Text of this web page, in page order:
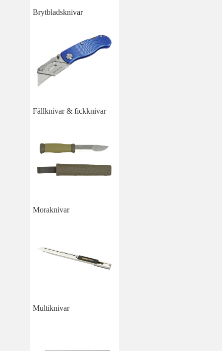
Brytbladsknivar
Fällknivar & fickknivar
Moraknivar
Multiknivar